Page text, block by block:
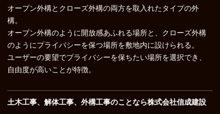
オープン外構とクローズ外構の両方を取入れたタイプの外
構。
オープン外構のように開放感あふれる場所と、クローズ外構
のようにプライバシーを保つ場所を敷地内に設けられる。
ユーザーの要望でプライバシーを保ちたい場所を選択でき、
自由度が高いことが特徴。
土木工事、解体工事、外構工事のことなら株式会社信成建設